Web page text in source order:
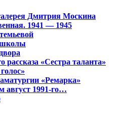
Дмитрия Москина
1941 — 1945
школы
рассказа «Сестра таланта»
«Ремарка»
1991-го…